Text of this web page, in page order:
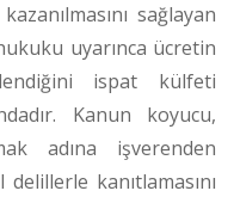
sağlayan
uyarınca ücretin
ispat külfeti
Kanun koyucu,
adına işverenden
delillerle kanıtlamasını